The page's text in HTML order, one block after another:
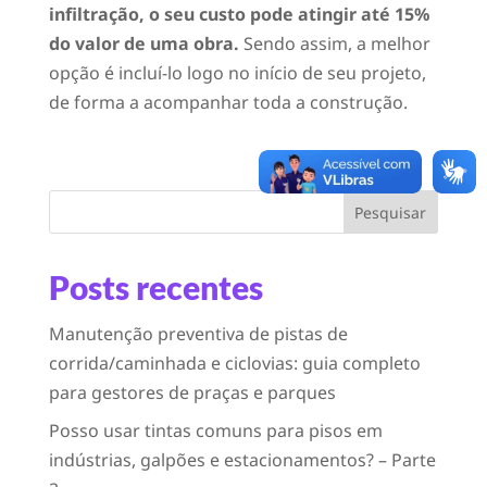
infiltração, o seu custo pode atingir até 15%
do valor de uma obra. Sendo assim, a melhor
opção é incluí-lo logo no início de seu projeto,
de forma a acompanhar toda a construção.
Pesquisar
Posts recentes
Manutenção preventiva de pistas de
corrida/caminhada e ciclovias: guia completo
para gestores de praças e parques
Posso usar tintas comuns para pisos em
indústrias, galpões e estacionamentos? – Parte